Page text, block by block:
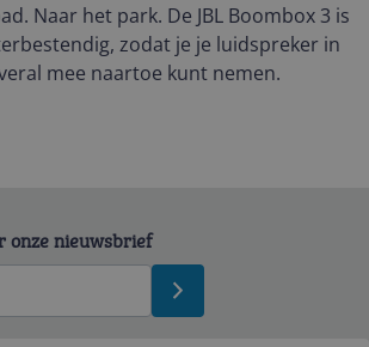
Naar het park. De JBL Boombox 3 is
zodat je je luidspreker in
mee naartoe kunt nemen.
onze nieuwsbrief